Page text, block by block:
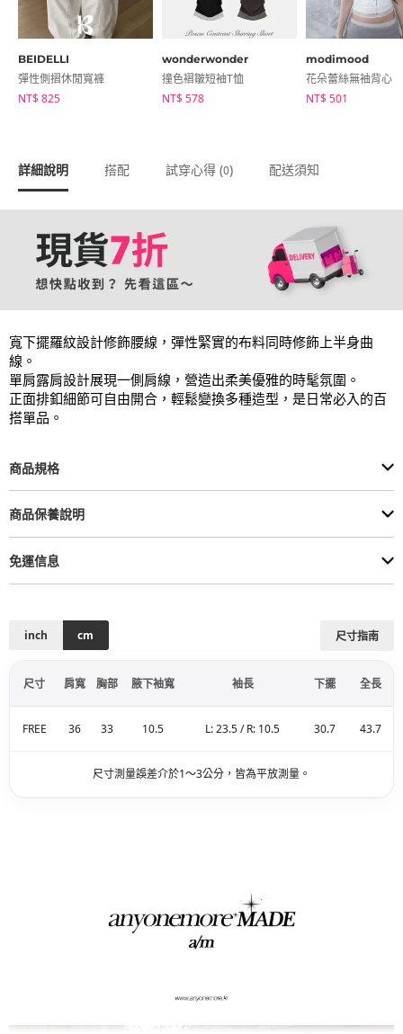
BEIDELLI
彈性側摺休閒寬褲
NT$ 825
wonderwonder
撞色褶皺短袖T恤
NT$ 578
modimood
花朵蕾絲無袖背心
NT$ 501
詳細說明 搭配 試穿心得 (0) 配送須知
寬下擺羅紋設計修飾腰線，彈性緊實的布料同時修飾上半身曲
線。
單肩露肩設計展現一側肩線，營造出柔美優雅的時髦氛圍。
正面排釦細節可自由開合，輕鬆變換多種造型，是日常必入的百
搭單品。
商品規格
商品保養說明
免運信息
尺寸指南
inch cm
尺寸 肩寬 胸部 腋下袖寬 袖長 下擺 全長
FREE 36 33 10.5 L: 23.5 / R: 10.5 30.7 43.7
尺寸測量誤差介於1～3公分，皆為平放測量。